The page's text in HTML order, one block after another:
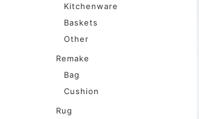
Kitchenware
Baskets
Other
Remake
Bag
Cushion
Rug